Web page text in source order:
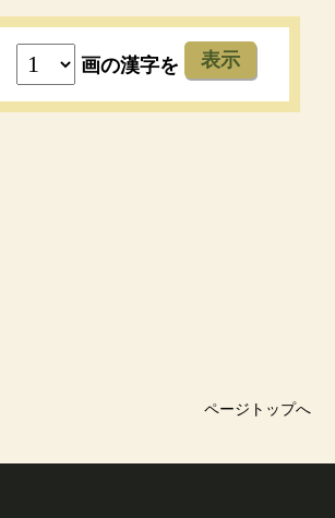
画の漢字を 表示
ページトップへ